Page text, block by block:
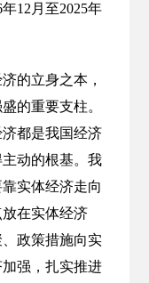
12月至2025年
的立身之本，
的重要支柱。
都是我国经济
动的根基。我
实体经济走向
在实体经济
、政策措施向实
强，扎实推进